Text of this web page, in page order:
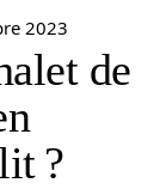
2023
de
?